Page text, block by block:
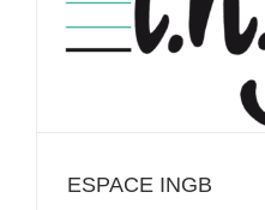
ESPACE INGB